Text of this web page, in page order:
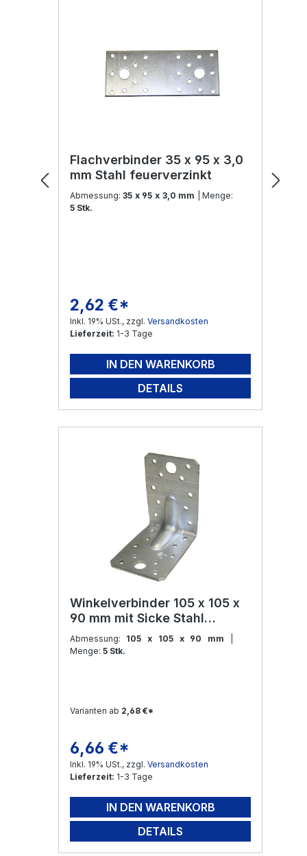
Flachverbinder 35 x 95 x 3,0
mm Stahl feuerverzinkt
Abmessung: 35 x 95 x 3,0 mm
| Menge:
5 Stk.
Regulärer Preis:
2,62 €*
Inkl. 19% USt., zzgl. Versandkosten
Lieferzeit: 1-3 Tage
IN DEN WARENKORB
DETAILS
Winkelverbinder 105 x 105 x
90 mm mit Sicke Stahl
feuerverzinkt
Abmessung: 105 x 105 x 90 mm
Menge: 5 Stk.
Varianten ab 2,68 €*
Regulärer Preis:
6,66 €*
Inkl. 19% USt., zzgl. Versandkosten
Lieferzeit: 1-3 Tage
IN DEN WARENKORB
DETAILS